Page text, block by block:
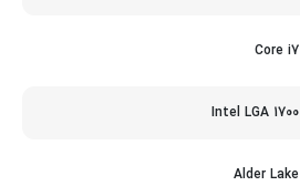
Core i7
Intel LGA 1700
Alder Lake